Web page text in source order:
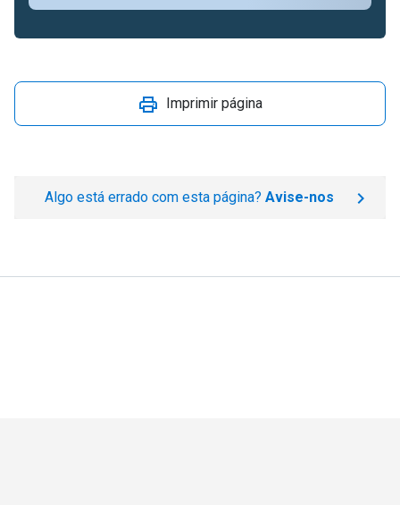
Imprimir página
Algo está errado com esta página? Avise-nos